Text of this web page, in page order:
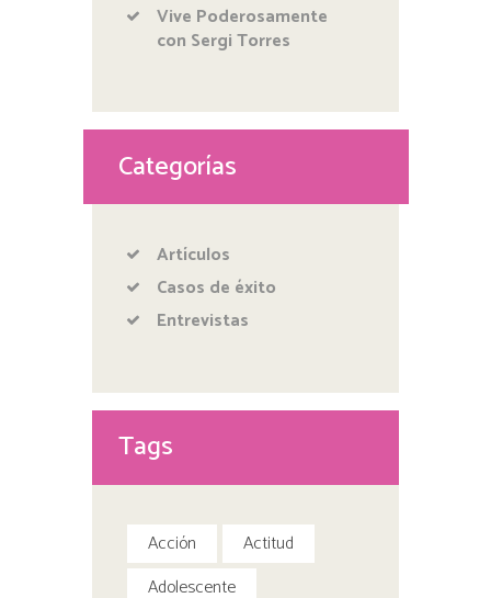
Vive Poderosamente
con Sergi Torres
Categorías
Artículos
Casos de éxito
Entrevistas
Tags
Acción
Actitud
Adolescente